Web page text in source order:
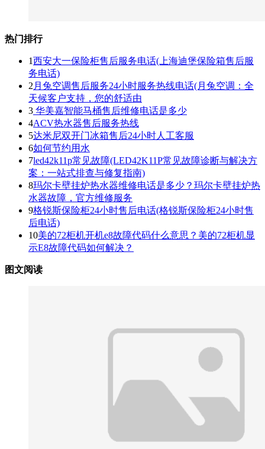
热门排行
1西安大一保险柜售后服务电话(上海迪堡保险箱售后服
务电话)
2 月兔空调售后服务24小时服务热线电话(月兔空调：全
天候客户支持，您的舒适由
3 华美嘉智能马桶售后维修电话是多少
4ACV热水器售后服务热线
5达米尼双开门冰箱售后24小时人工客服
6如何节约用水
7led42k11p常见故障(LED42K11P常见故障诊断与解决方
案：一站式排查与修复指南)
8玛尔卡壁挂炉热水器维修电话是多少？玛尔卡壁挂炉热
水器故障，官方维修服务
9格锐斯保险柜24小时售后电话(格锐斯保险柜24小时售
后电话)
10美的72柜机开机e8故障代码什么意思？美的72柜机显
示E8故障代码如何解决？
图文阅读